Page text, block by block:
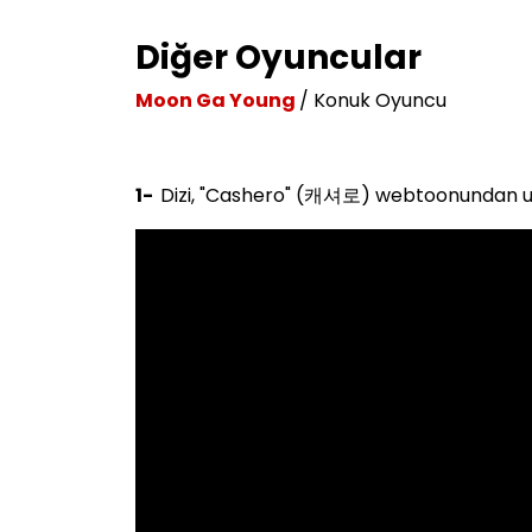
Diğer Oyuncular
Moon Ga Young / Konuk Oyuncu
1- Dizi, "Cashero" (캐셔로) webtoonundan